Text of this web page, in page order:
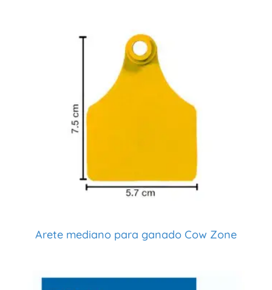
Arete mediano para ganado Cow Zone